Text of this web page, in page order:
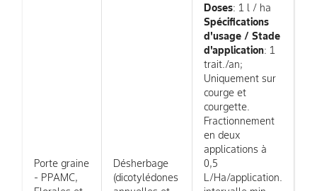
Porte graine
- PPAMC,
Désherbage
(dicotylédones
Doses: 1 l / ha
Spécifications
d'usage / Stade
d'application: 1
trait./an;
Uniquement sur
courge et
courgette.
Fractionnement
en deux
applications à
0,5
L/Ha/application.